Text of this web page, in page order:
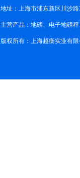
地址：上海市浦东新区川沙路
主营产品：地磅、电子地磅
版权所有：上海越衡实业有